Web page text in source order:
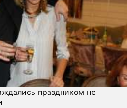
праздником не